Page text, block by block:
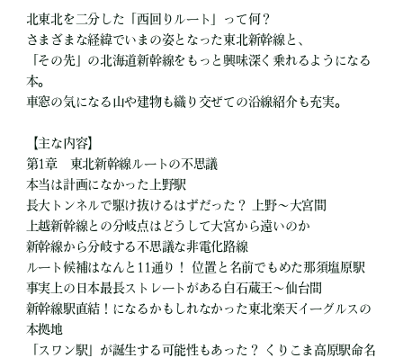
北東北を二分した「西回りルート」って何？
さまざまな経緯でいまの姿となった東北新幹線と、
「その先」の北海道新幹線をもっと興味深く乗れるようになる
本。
車窓の気になる山や建物も織り交ぜての沿線紹介も充実。
【主な内容】
第1章 東北新幹線ルートの不思議
本当は計画になかった上野駅
長大トンネルで駆け抜けるはずだった？ 上野〜大宮間
上越新幹線との分岐点はどうして大宮から遠いのか
新幹線から分岐する不思議な非電化路線
ルート候補はなんと11通り！ 位置と名前でもめた那須塩原駅
事実上の日本最長ストレートがある白石蔵王〜仙台間
新幹線駅直結！になるかもしれなかった東北楽天イーグルスの
本拠地
「スワン駅」が誕生する可能性もあった？ くりこま高原駅命名